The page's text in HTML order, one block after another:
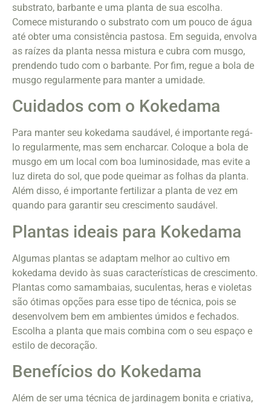
substrato, barbante e uma planta de sua escolha.
Comece misturando o substrato com um pouco de água
até obter uma consistência pastosa. Em seguida, envolva
as raízes da planta nessa mistura e cubra com musgo,
prendendo tudo com o barbante. Por fim, regue a bola de
musgo regularmente para manter a umidade.
Cuidados com o Kokedama
Para manter seu kokedama saudável, é importante regá-
lo regularmente, mas sem encharcar. Coloque a bola de
musgo em um local com boa luminosidade, mas evite a
luz direta do sol, que pode queimar as folhas da planta.
Além disso, é importante fertilizar a planta de vez em
quando para garantir seu crescimento saudável.
Plantas ideais para Kokedama
Algumas plantas se adaptam melhor ao cultivo em
kokedama devido às suas características de crescimento.
Plantas como samambaias, suculentas, heras e violetas
são ótimas opções para esse tipo de técnica, pois se
desenvolvem bem em ambientes úmidos e fechados.
Escolha a planta que mais combina com o seu espaço e
estilo de decoração.
Benefícios do Kokedama
Além de ser uma técnica de jardinagem bonita e criativa,